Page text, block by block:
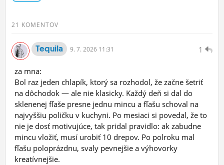
NASTAVENIA
21 KOMENTOV
1
Tequila 9. 7. 2026 11:31
za mna:
Bol raz jeden chlapík, ktorý sa rozhodol, že začne šetriť
na dôchodok — ale nie klasicky. Každý deň si dal do
sklenenej fľaše presne jednu mincu a fľašu schoval na
najvyššiu poličku v kuchyni. Po mesiaci si povedal, že to
nie je dosť motivujúce, tak pridal pravidlo: ak zabudne
mincu vložiť, musí urobiť 10 drepov. Po polroku mal
fľašu poloprázdnu, svaly pevnejšie a výhovorky
kreatívnejšie.